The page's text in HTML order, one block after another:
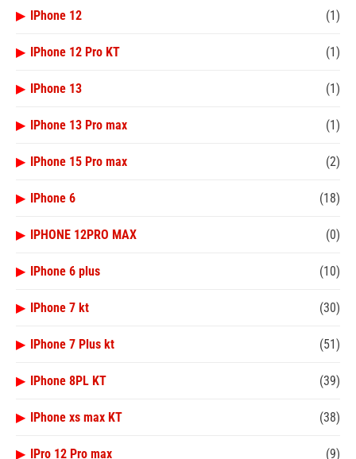
▶ IPhone 12 (1)
▶ IPhone 12 Pro KT (1)
▶ IPhone 13 (1)
▶ IPhone 13 Pro max (1)
▶ IPhone 15 Pro max (2)
▶ IPhone 6 (18)
▶ IPHONE 12PRO MAX (0)
▶ IPhone 6 plus (10)
▶ IPhone 7 kt (30)
▶ IPhone 7 Plus kt (51)
▶ IPhone 8PL KT (39)
▶ IPhone xs max KT (38)
▶ IPro 12 Pro max (9)